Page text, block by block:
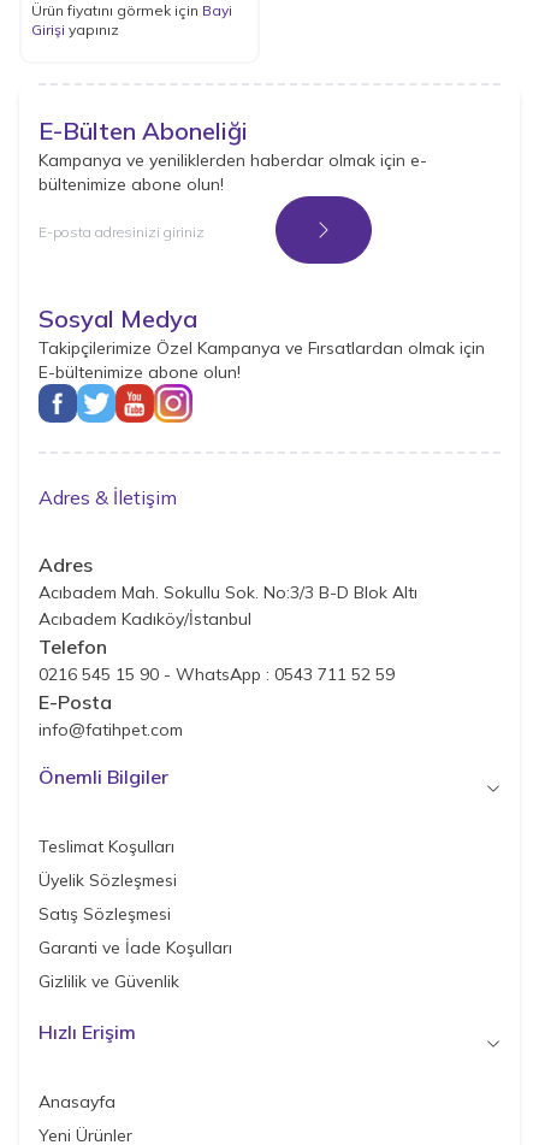
Ürün fiyatını görmek için Bayi
Girişi yapınız
E-Bülten Aboneliği
Kampanya ve yeniliklerden haberdar olmak için e-
bültenimize abone olun!
Kayıt Ol
Sosyal Medya
Takipçilerimize Özel Kampanya ve Fırsatlardan olmak için
E-bültenimize abone olun!
Adres & İletişim
Adres
Acıbadem Mah. Sokullu Sok. No:3/3 B-D Blok Altı
Acıbadem Kadıköy/İstanbul
Telefon
0216 545 15 90 - WhatsApp : 0543 711 52 59
E-Posta
info@fatihpet.com
Önemli Bilgiler
Teslimat Koşulları
Üyelik Sözleşmesi
Satış Sözleşmesi
Garanti ve İade Koşulları
Gizlilik ve Güvenlik
Hızlı Erişim
Anasayfa
Yeni Ürünler